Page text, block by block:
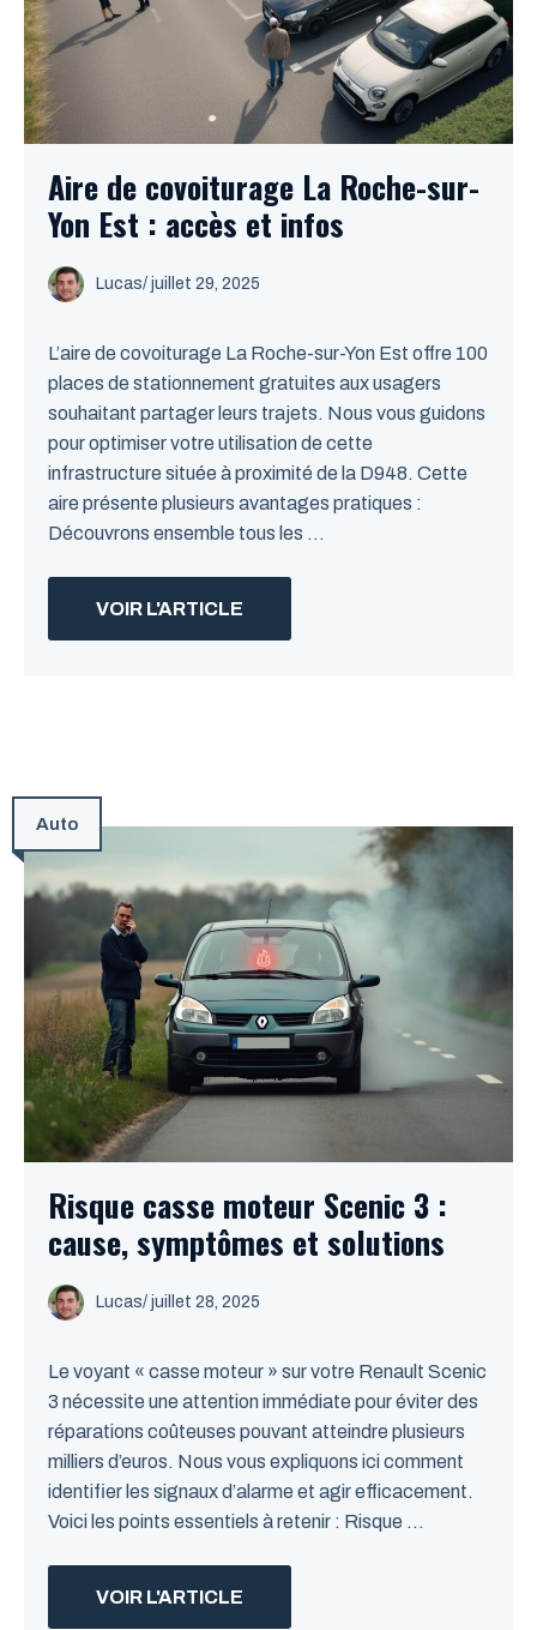
Aire de covoiturage La Roche-sur-
Yon Est : accès et infos
Lucas/ juillet 29, 2025
L’aire de covoiturage La Roche-sur-Yon Est offre 100
places de stationnement gratuites aux usagers
souhaitant partager leurs trajets. Nous vous guidons
pour optimiser votre utilisation de cette
infrastructure située à proximité de la D948. Cette
aire présente plusieurs avantages pratiques :
Découvrons ensemble tous les ...
VOIR L'ARTICLE
Auto
Risque casse moteur Scenic 3 :
cause, symptômes et solutions
Lucas/ juillet 28, 2025
Le voyant « casse moteur » sur votre Renault Scenic
3 nécessite une attention immédiate pour éviter des
réparations coûteuses pouvant atteindre plusieurs
milliers d’euros. Nous vous expliquons ici comment
identifier les signaux d’alarme et agir efficacement.
Voici les points essentiels à retenir : Risque ...
VOIR L'ARTICLE